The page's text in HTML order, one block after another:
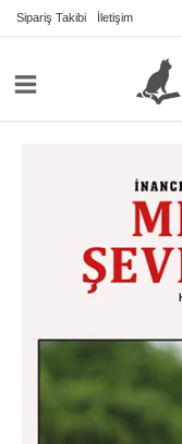
İçeriğe
Sipariş Takibi İletişim
Mehmed
adet